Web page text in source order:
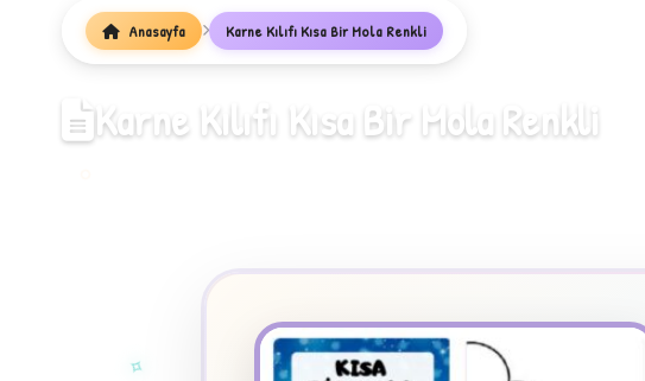
✧
Anasayfa Karne Kılıfı Kısa Bir Mola Renkli
Karne Kılıfı Kısa Bir Mola Renkli